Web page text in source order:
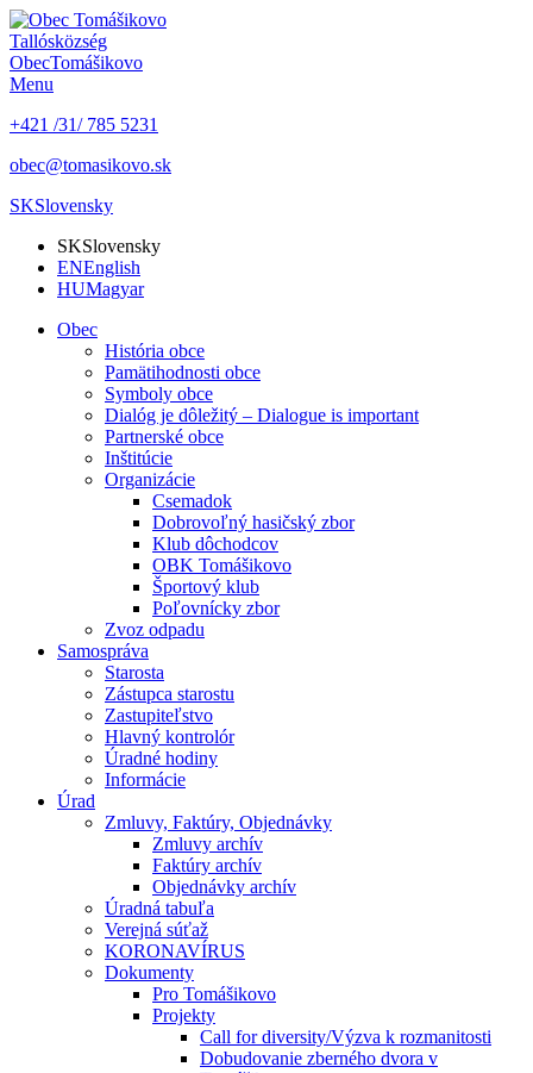
Tallósközség
ObecTomášikovo
Menu
+421 /31/ 785 5231
obec@tomasikovo.sk
SKSlovensky
SKSlovensky
ENEnglish
HUMagyar
Obec
História obce
Pamätihodnosti obce
Symboly obce
Dialóg je dôležitý – Dialogue is important
Partnerské obce
Inštitúcie
Organizácie
Csemadok
Dobrovoľný hasičský zbor
Klub dôchodcov
OBK Tomášikovo
Športový klub
Poľovnícky zbor
Zvoz odpadu
Samospráva
Starosta
Zástupca starostu
Zastupiteľstvo
Hlavný kontrolór
Úradné hodiny
Informácie
Úrad
Zmluvy, Faktúry, Objednávky
Zmluvy archív
Faktúry archív
Objednávky archív
Úradná tabuľa
Verejná súťaž
KORONAVÍRUS
Dokumenty
Pro Tomášikovo
Projekty
Call for diversity/Výzva k rozmanitosti
Dobudovanie zberného dvora v